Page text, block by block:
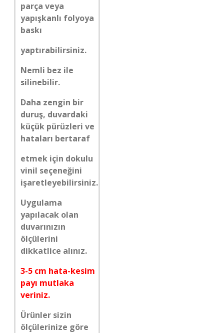
parça veya
yapışkanlı folyoya
baskı
yaptırabilirsiniz.
Nemli bez ile
silinebilir.
Daha zengin bir
duruş, duvardaki
küçük pürüzleri ve
hataları bertaraf
etmek için dokulu
vinil seçeneğini
işaretleyebilirsiniz.
Uygulama
yapılacak olan
duvarınızın
ölçülerini
dikkatlice alınız.
3-5 cm hata-kesim
payı mutlaka
veriniz.
Ürünler sizin
ölçülerinize göre